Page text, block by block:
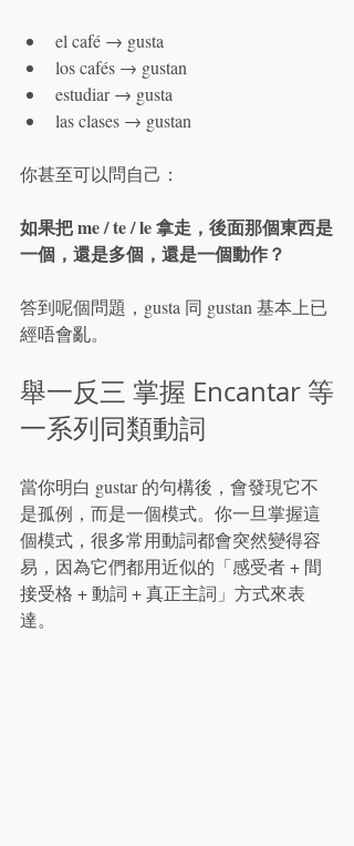
el café → gusta
los cafés → gustan
estudiar → gusta
las clases → gustan
你甚至可以問自己：
如果把 me / te / le 拿走，後面那個東西是
一個，還是多個，還是一個動作？
答到呢個問題，gusta 同 gustan 基本上已
經唔會亂。
舉一反三 掌握 Encantar 等
一系列同類動詞
當你明白 gustar 的句構後，會發現它不
是孤例，而是一個模式。你一旦掌握這
個模式，很多常用動詞都會突然變得容
易，因為它們都用近似的「感受者 + 間
接受格 + 動詞 + 真正主詞」方式來表
達。